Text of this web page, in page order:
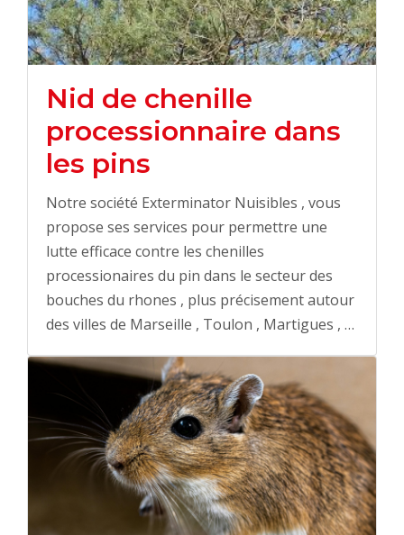
Nid de chenille
processionnaire dans
les pins
Notre société Exterminator Nuisibles , vous
propose ses services pour permettre une
lutte efficace contre les chenilles
processionaires du pin dans le secteur des
bouches du rhones , plus précisement autour
des villes de Marseille , Toulon , Martigues , …